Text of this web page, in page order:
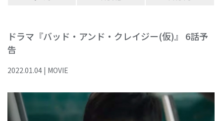
ドラマ『バッド・アンド・クレイジー(仮)』 6話予
告
2022.01.04 | MOVIE